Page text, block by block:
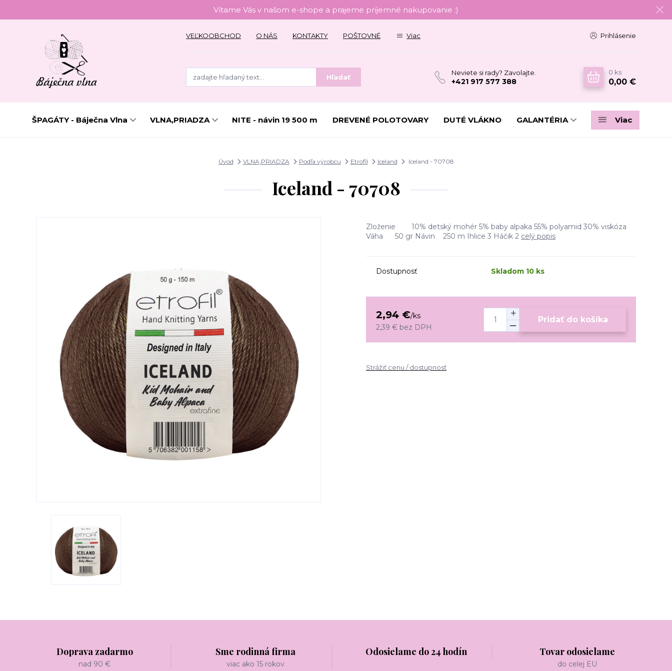
Vítame Vás v našom e-shope a prajeme príjemné nakupovanie :)
VEĽKOOBCHOD O NÁS KONTAKTY POŠTOVNÉ Viac Prihlásenie
Hľadať
Neviete si rady? Zavolajte.
+421 917 577 388
0 ks
0,00 €
ŠPAGÁTY - Báječna Vlna VLNA,PRIADZA NITE - návin 19 500 m DREVENÉ POLOTOVARY DUTÉ VLÁKNO GALANTÉRIA Viac
Úvod VLNA,PRIADZA Podľa výrobcu Etrofil Iceland Iceland - 70708
Iceland - 70708
Zloženie 10% detský mohér 5% baby alpaka 55% polyamid 30% viskóza
Váha 50 gr Návin 250 m Ihlice 3 Háčik 2 celý popis
Dostupnosť Skladom 10 ks
2,94 €/ks
2,39 € bez DPH
Pridať do košíka
Strážiť cenu / dostupnosť
Doprava zadarmo
nad 90 €
Sme rodinná firma
viac ako 15 rokov
Odosielame do 24 hodín Tovar odosielame
do celej EU